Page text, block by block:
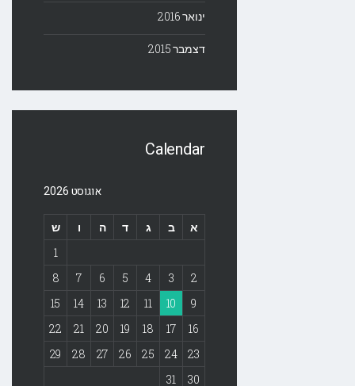
ינואר 2016
דצמבר 2015
Calendar
אוגוסט 2026
א ב ג ד ה ו
ש
1
2
3
4
5
6
7
8
9
10
11
12
13
14
15
16
17
18
19
20
21
22
23
24
25
26
27
28
29
30
31